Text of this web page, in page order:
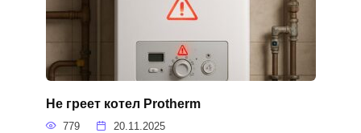
Не греет котел Protherm
779 20.11.2025